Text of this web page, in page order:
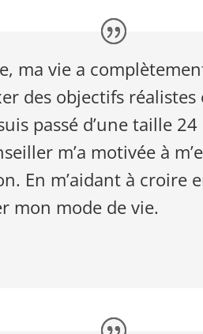
ma vie a
des objectifs
passé d’une taille
m’a motivée à
En m’aidant à croire
mon mode de vie.